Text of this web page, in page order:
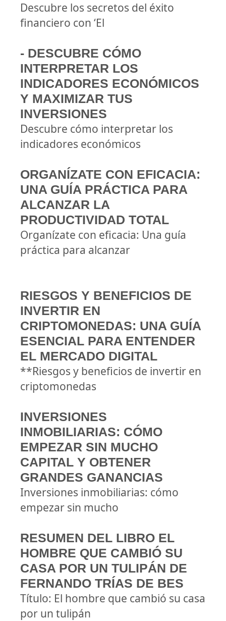
Descubre los secretos del éxito
financiero con ‘El
- DESCUBRE CÓMO
INTERPRETAR LOS
INDICADORES ECONÓMICOS
Y MAXIMIZAR TUS
INVERSIONES
Descubre cómo interpretar los
indicadores económicos
ORGANÍZATE CON EFICACIA:
UNA GUÍA PRÁCTICA PARA
ALCANZAR LA
PRODUCTIVIDAD TOTAL
Organízate con eficacia: Una guía
práctica para alcanzar
RIESGOS Y BENEFICIOS DE
INVERTIR EN
CRIPTOMONEDAS: UNA GUÍA
ESENCIAL PARA ENTENDER
EL MERCADO DIGITAL
**Riesgos y beneficios de invertir en
criptomonedas
INVERSIONES
INMOBILIARIAS: CÓMO
EMPEZAR SIN MUCHO
CAPITAL Y OBTENER
GRANDES GANANCIAS
Inversiones inmobiliarias: cómo
empezar sin mucho
RESUMEN DEL LIBRO EL
HOMBRE QUE CAMBIÓ SU
CASA POR UN TULIPÁN DE
FERNANDO TRÍAS DE BES
Título: El hombre que cambió su casa
por un tulipán